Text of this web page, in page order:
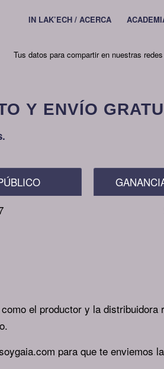
IN LAK’ECH / ACERCA
Tus datos para compartir en nuestras redes
Y ENVÍO
el productor y la distribuidora
para que te enviemos